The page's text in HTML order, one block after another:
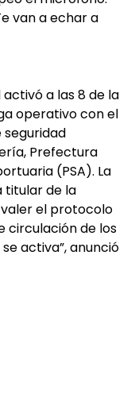
van a echar a
activó a las 8 de la
operativo con el
seguridad
Prefectura
(PSA). La
titular de la
el protocolo
circulación de los
activa”, anunció